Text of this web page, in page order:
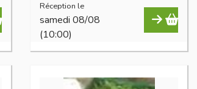
Réception le
samedi 08/08
(10:00)